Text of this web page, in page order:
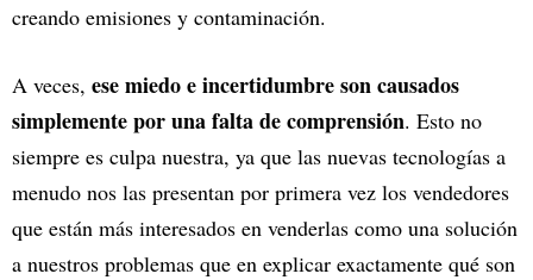
creando emisiones y contaminación.
A veces, ese miedo e incertidumbre son causados
simplemente por una falta de comprensión. Esto no
siempre es culpa nuestra, ya que las nuevas tecnologías a
menudo nos las presentan por primera vez los vendedores
que están más interesados en venderlas como una solución
a nuestros problemas que en explicar exactamente qué son